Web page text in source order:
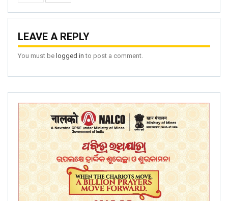
LEAVE A REPLY
You must be logged in to post a comment.